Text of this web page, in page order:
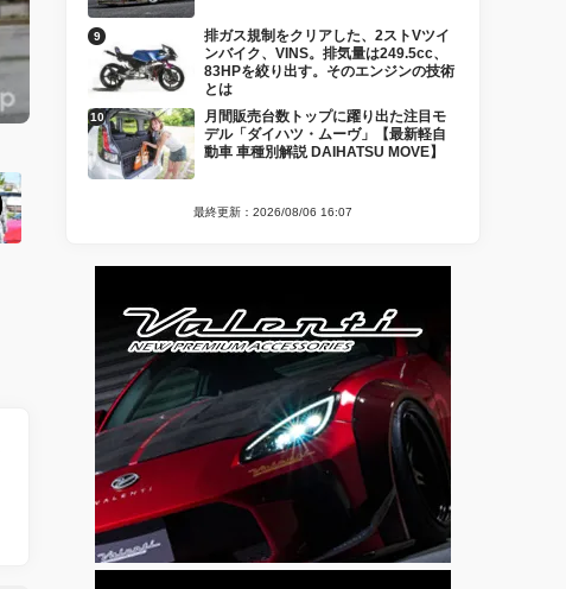
排ガス規制をクリアした、2ストVツイ
ンバイク、VINS。排気量は249.5cc、
83HPを絞り出す。そのエンジンの技術
とは
月間販売台数トップに躍り出た注目モ
デル「ダイハツ・ムーヴ」【最新軽自
動車 車種別解説 DAIHATSU MOVE】
最終更新：2026/08/06 16:07